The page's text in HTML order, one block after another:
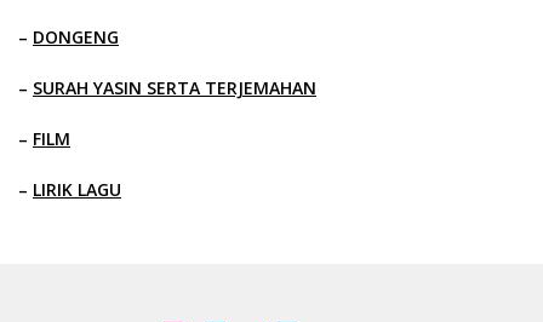
– DONGENG
– SURAH YASIN SERTA TERJEMAHAN
– FILM
– LIRIK LAGU